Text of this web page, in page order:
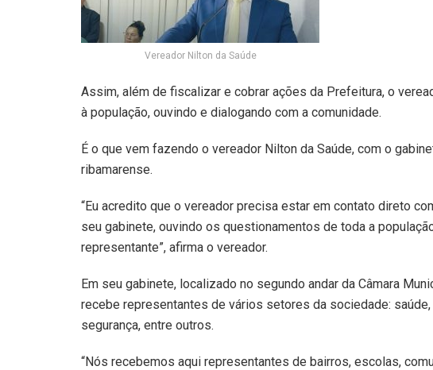
Vereador Nilton da Saúde
Assim, além de fiscalizar e cobrar ações da Prefeitura, o
à população, ouvindo e dialogando com a comunidade.
É o que vem fazendo o vereador Nilton da Saúde, com o
ribamarense.
“Eu acredito que o vereador precisa estar em contato direto
seu gabinete, ouvindo os questionamentos de toda a
representante”, afirma o vereador.
Em seu gabinete, localizado no segundo andar da Câmara
recebe representantes de vários setores da sociedade:
segurança, entre outros.
“Nós recebemos aqui representantes de bairros, escolas,